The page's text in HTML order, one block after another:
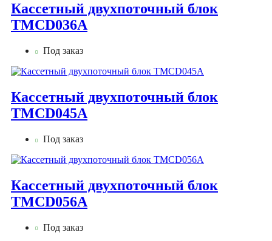
Кассетный двухпоточный блок
TMCD036A
Под заказ
Кассетный двухпоточный блок
TMCD045А
Под заказ
Кассетный двухпоточный блок
TMCD056А
Под заказ